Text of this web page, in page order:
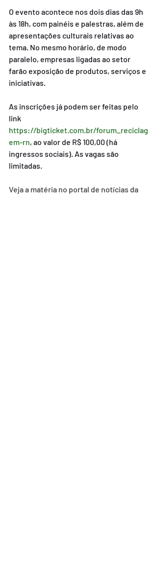
O evento acontece nos dois dias das 9h
às 18h, com painéis e palestras, além de
apresentações culturais relativas ao
tema. No mesmo horário, de modo
paralelo, empresas ligadas ao setor
farão exposição de produtos, serviços e
iniciativas.
As inscrições já podem ser feitas pelo
link
https://bigticket.com.br/forum_reciclag
em-rn, ao valor de R$ 100,00 (há
ingressos sociais). As vagas são
limitadas.
Veja a matéria no portal de notícias da